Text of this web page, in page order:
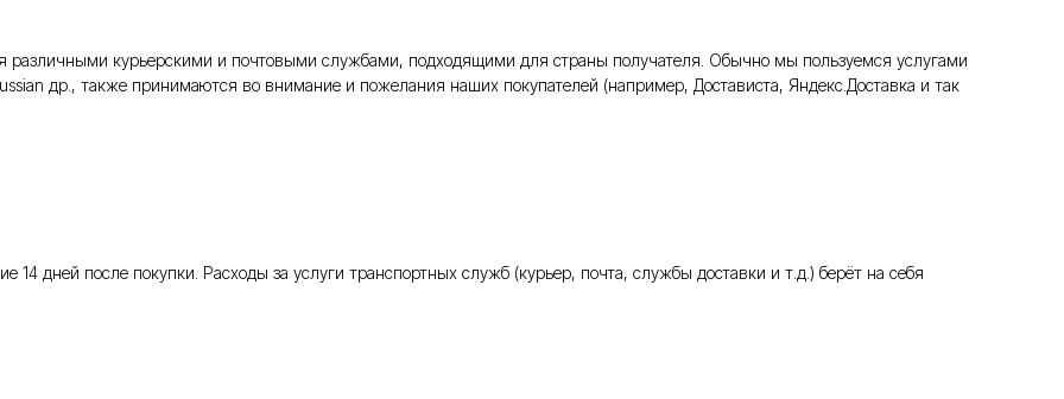
различными курьерскими и почтовыми службами, подходящими для страны получателя. Обычно мы пользуемся услугами
др., также принимаются во внимание и пожелания наших покупателей (например, Достависта, Яндекс.Доставка и так
дней после покупки. Расходы за услуги транспортных служб (курьер, почта, службы доставки и т.д.) берёт на себя